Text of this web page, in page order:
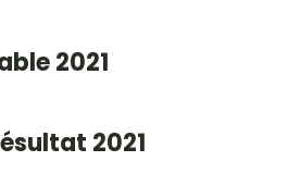
2021
2021